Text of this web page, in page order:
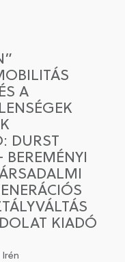
A
DURST
KIADÓ